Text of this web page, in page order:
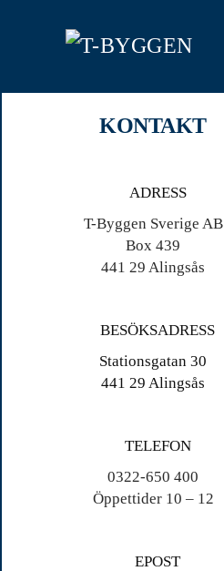
main
KONTAKT
ADRESS
T-Byggen Sverige AB
Box 439
441 29 Alingsås
BESÖKSADRESS
Stationsgatan 30
441 29 Alingsås
TELEFON
0322-650 400
Öppettider 10 – 12
EPOST